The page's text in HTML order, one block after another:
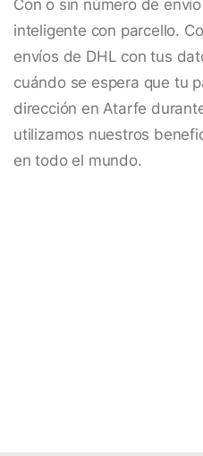
Con o sin número de
inteligente con parcello.
envíos de DHL con tus
cuándo se espera que tu
dirección en Atarfe
utilizamos nuestros
en todo el mundo.